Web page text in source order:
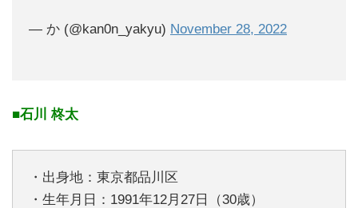
— か (@kan0n_yakyu) November 28, 2022
■石川 柊太
・出身地：東京都品川区
・生年月日：1991年12月27日（30歳）